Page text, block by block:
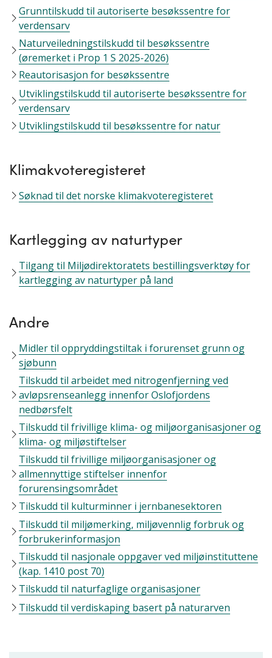
Grunntilskudd til autoriserte besøkssentre for
verdensarv
Naturveiledningstilskudd til besøkssentre
(øremerket i Prop 1 S 2025-2026)
Reautorisasjon for besøkssentre
Utviklingstilskudd til autoriserte besøkssentre for
verdensarv
Utviklingstilskudd til besøkssentre for natur
Klimakvoteregisteret
Søknad til det norske klimakvoteregisteret
Kartlegging av naturtyper
Tilgang til Miljødirektoratets bestillingsverktøy for
kartlegging av naturtyper på land
Andre
Midler til oppryddingstiltak i forurenset grunn og
sjøbunn
Tilskudd til arbeidet med nitrogenfjerning ved
avløpsrenseanlegg innenfor Oslofjordens
nedbørsfelt
Tilskudd til frivillige klima- og miljøorganisasjoner og
klima- og miljøstiftelser
Tilskudd til frivillige miljøorganisasjoner og
allmennyttige stiftelser innenfor
forurensingsområdet
Tilskudd til kulturminner i jernbanesektoren
Tilskudd til miljømerking, miljøvennlig forbruk og
forbrukerinformasjon
Tilskudd til nasjonale oppgaver ved miljøinstituttene
(kap. 1410 post 70)
Tilskudd til naturfaglige organisasjoner
Tilskudd til verdiskaping basert på naturarven